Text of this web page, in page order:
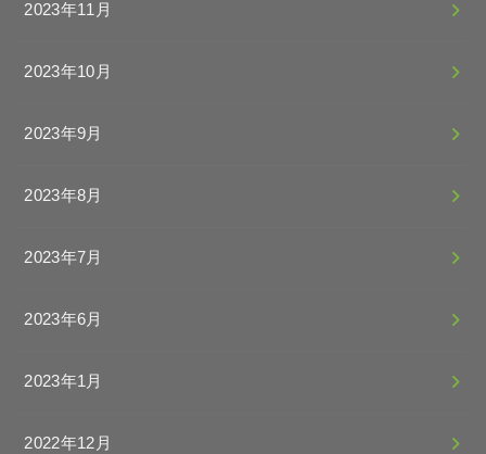
2023年11月
2023年10月
2023年9月
2023年8月
2023年7月
2023年6月
2023年1月
2022年12月